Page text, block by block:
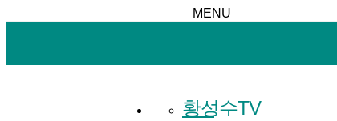
MENU
황성수TV